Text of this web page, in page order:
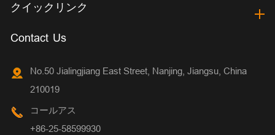
クイックリンク
Contact Us
No.50 Jialingjiang East Street, Nanjing, Jiangsu, China
210019
コールアス
+86-25-58599930